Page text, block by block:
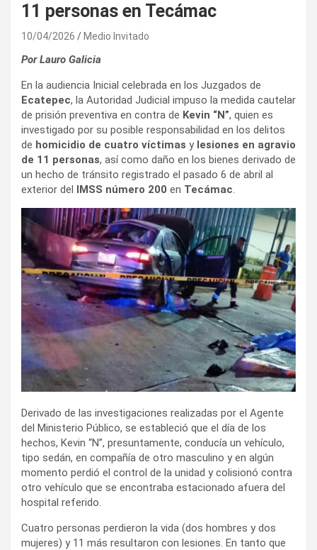
11 personas en Tecámac
10/04/2026 Medio Invitado
Por Lauro Galicia
En la audiencia Inicial celebrada en los Juzgados de
Ecatepec, la Autoridad Judicial impuso la medida cautelar
de prisión preventiva en contra de Kevin “N”, quien es
investigado por su posible responsabilidad en los delitos
de homicidio de cuatro víctimas y lesiones en agravio
de 11 personas, así como daño en los bienes derivado de
un hecho de tránsito registrado el pasado 6 de abril al
exterior del IMSS número 200 en Tecámac.
Derivado de las investigaciones realizadas por el Agente
del Ministerio Público, se estableció que el día de los
hechos, Kevin “N”, presuntamente, conducía un vehículo,
tipo sedán, en compañía de otro masculino y en algún
momento perdió el control de la unidad y colisionó contra
otro vehículo que se encontraba estacionado afuera del
hospital referido.
Cuatro personas perdieron la vida (dos hombres y dos
mujeres) y 11 más resultaron con lesiones. En tanto que